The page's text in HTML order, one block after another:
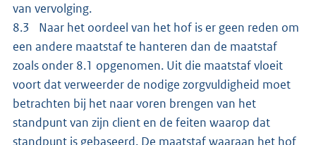
van vervolging.
8.3 Naar het oordeel van het hof is er geen reden om
een andere maatstaf te hanteren dan de maatstaf
zoals onder 8.1 opgenomen. Uit die maatstaf vloeit
voort dat verweerder de nodige zorgvuldigheid moet
betrachten bij het naar voren brengen van het
standpunt van zijn client en de feiten waarop dat
standpunt is gebaseerd. De maatstaf waaraan het hof